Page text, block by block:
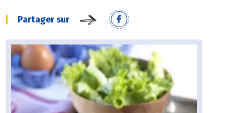
Partager sur